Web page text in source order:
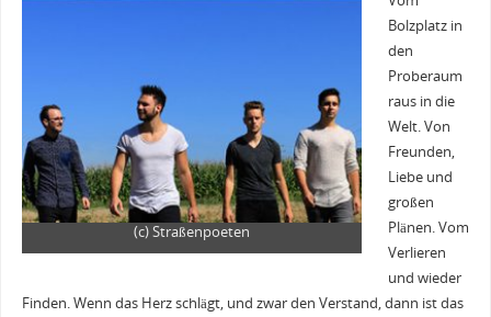
(c) Straßenpoeten
Bolzplatz in
den
Proberaum
raus in die
Welt. Von
Freunden,
Liebe und
großen
Plänen. Vom
Verlieren
und wieder
Finden. Wenn das Herz schlägt, und zwar den Verstand, dann ist das